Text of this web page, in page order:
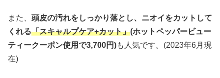
また、 頭皮の汚れをしっかり落とし、ニオイをカットして
くれる「スキャルプケア+カット」(ホットペッパービュー
ティークーポン使用で3,700円)も人気です。(2023年6月現
在)